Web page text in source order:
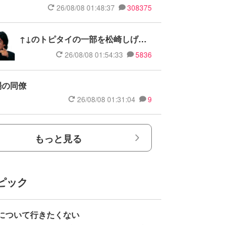
26/08/08 01:48:37 308375
↑↓のトピタイの一部を松崎しげる
にするトピ 26/08/08 01:54:33 5836
同僚
26/08/08 01:31:04 9
もっと見る
ック
ついて行きたくない